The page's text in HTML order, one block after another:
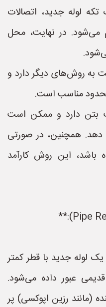
لوله جدید، اتصالات
می‌شود. در نهایت، محل
به روش‌های دیگر دارد و
مناسب است.
بتن دارد و ممکن است
همچنین، در صورتی
این روش کارآمد
لوله جدید با قطر کمتر
عبور داده می‌شود.
(مانند رزین اپوکسی) پر